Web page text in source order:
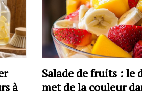
à
Salade de fruits : le
met de la couleur